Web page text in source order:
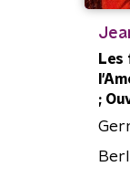
Les
;